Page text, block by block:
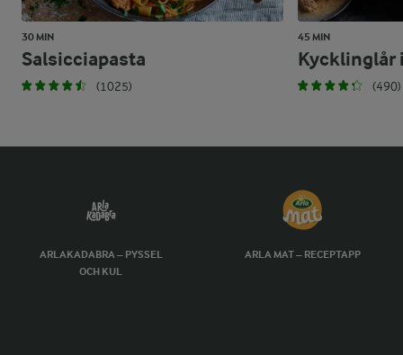
30 MIN
Salsicciapasta
(1025)
45 MIN
Kycklinglår
(490)
ARLAKADABRA – PYSSEL
OCH KUL
ARLA MAT – RECEPTAPP